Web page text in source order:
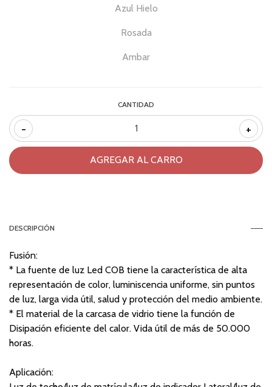
Azul Hielo
Rosada
Ambar
CANTIDAD
- +
DESCRIPCIÓN
Fusión:
* La fuente de luz Led COB tiene la característica de alta
representación de color, luminiscencia uniforme, sin puntos
de luz, larga vida útil, salud y protección del medio ambiente.
* El material de la carcasa de vidrio tiene la función de
Disipación eficiente del calor. Vida útil de más de 50.000
horas.
Aplicación: